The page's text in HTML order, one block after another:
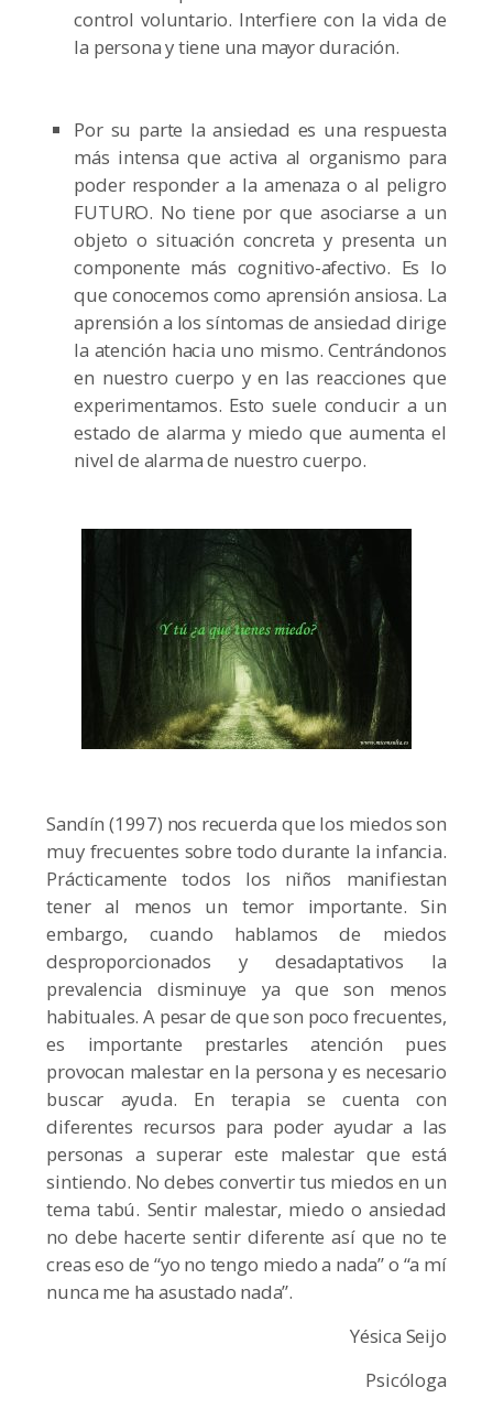
control voluntario. Interfiere con la vida de
la persona y tiene una mayor duración.
Por su parte la ansiedad es una respuesta
más intensa que activa al organismo para
poder responder a la amenaza o al peligro
FUTURO. No tiene por que asociarse a un
objeto o situación concreta y presenta un
componente más cognitivo-afectivo. Es lo
que conocemos como aprensión ansiosa. La
aprensión a los síntomas de ansiedad dirige
la atención hacia uno mismo. Centrándonos
en nuestro cuerpo y en las reacciones que
experimentamos. Esto suele conducir a un
estado de alarma y miedo que aumenta el
nivel de alarma de nuestro cuerpo.
Sandín (1997) nos recuerda que los miedos son
muy frecuentes sobre todo durante la infancia.
Prácticamente todos los niños manifiestan
tener al menos un temor importante. Sin
embargo, cuando hablamos de miedos
desproporcionados y desadaptativos la
prevalencia disminuye ya que son menos
habituales. A pesar de que son poco frecuentes,
es importante prestarles atención pues
provocan malestar en la persona y es necesario
buscar ayuda. En terapia se cuenta con
diferentes recursos para poder ayudar a las
personas a superar este malestar que está
sintiendo. No debes convertir tus miedos en un
tema tabú. Sentir malestar, miedo o ansiedad
no debe hacerte sentir diferente así que no te
creas eso de “yo no tengo miedo a nada” o “a mí
nunca me ha asustado nada”.
Yésica Seijo
Psicóloga